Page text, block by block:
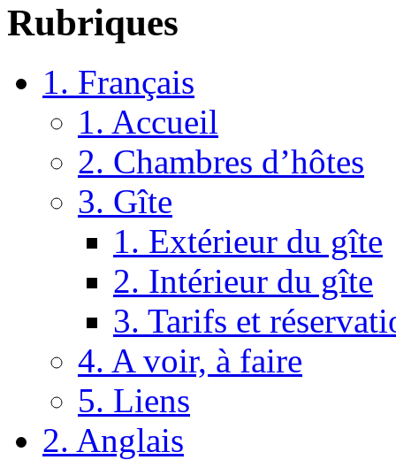
Rubriques
1. Français
1. Accueil
2. Chambres d’hôtes
3. Gîte
1. Extérieur du gîte
2. Intérieur du gîte
3. Tarifs et
4. A voir, à faire
5. Liens
2. Anglais